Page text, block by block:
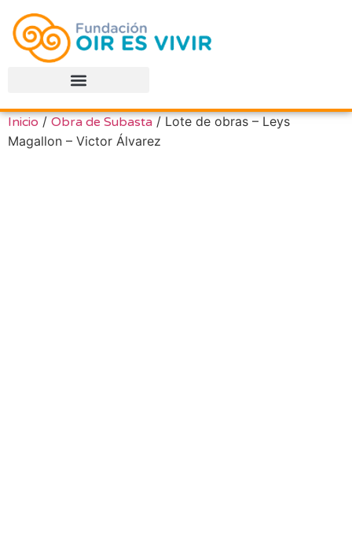
Inicio / Obra de Subasta / Lote de obras – Leys
Magallon – Victor Álvarez